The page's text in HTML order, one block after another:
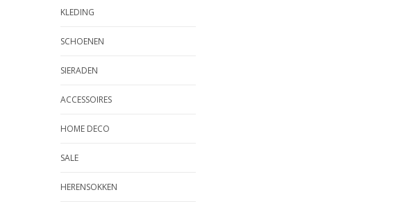
KLEDING
SCHOENEN
SIERADEN
ACCESSOIRES
HOME DECO
SALE
HERENSOKKEN